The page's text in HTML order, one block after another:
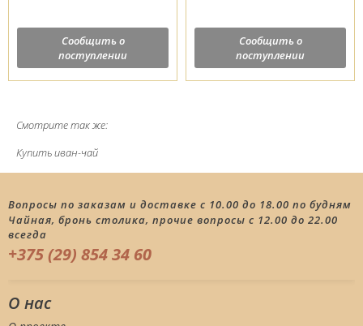
Сообщить о
поступлении
Сообщить о
поступлении
Смотрите так же:
Купить иван-чай
Вопросы по заказам и доставке с 10.00 до 18.00 по будням
Чайная, бронь столика, прочие вопросы с 12.00 до 22.00
всегда
+375 (29) 854 34 60
О нас